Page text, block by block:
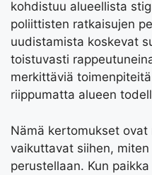
kohdistuu alueellista
poliittisten ratkaisujen
uudistamista koskevat
toistuvasti
merkittäviä
riippumatta alueen
Nämä kertomukset
vaikuttavat siihen,
perustellaan. Kun